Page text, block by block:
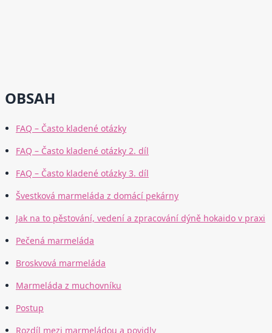
OBSAH
FAQ – Často kladené otázky
FAQ – Často kladené otázky 2. díl
FAQ – Často kladené otázky 3. díl
Švestková marmeláda z domácí pekárny
Jak na to pěstování, vedení a zpracování dýně hokaido v praxi
Pečená marmeláda
Broskvová marmeláda
Marmeláda z muchovníku
Postup
Rozdíl mezi marmeládou a povidly